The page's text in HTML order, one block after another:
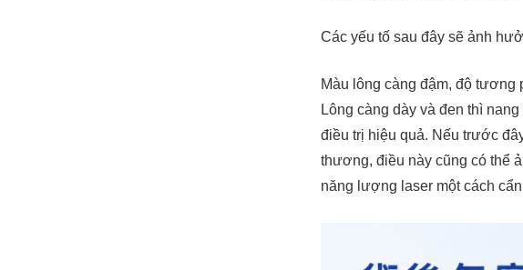
Các yếu tố sau đây sẽ ảnh
Màu lông càng đậm, độ tương
Lông càng dày và đen thì
điều trị hiệu quả. Nếu trước
thương, điều này cũng có thể
năng lượng laser một cách